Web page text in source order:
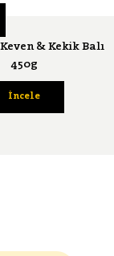
& Kekik Balı
450g
İncele